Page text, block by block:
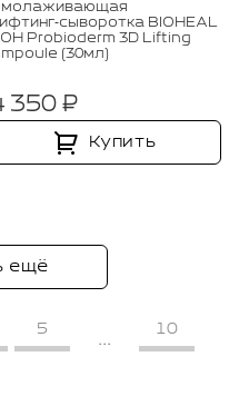
BIOHEAL
Probioderm 3D Lifting
(30мл)
350 ₽
Купить
ещё
5 ... 10